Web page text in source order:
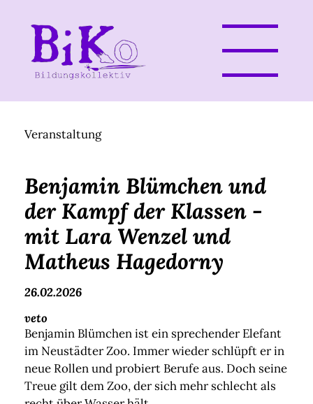
Veranstaltung
Benjamin Blümchen und
der Kampf der Klassen -
mit Lara Wenzel und
Matheus Hagedorny
26.02.2026
veto
Benjamin Blümchen ist ein sprechender Elefant
im Neustädter Zoo. Immer wieder schlüpft er in
neue Rollen und probiert Berufe aus. Doch seine
Treue gilt dem Zoo, der sich mehr schlecht als